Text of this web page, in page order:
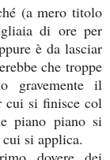
(a mero titolo
di ore per
è da lasciar
che troppe
gravemente il
cui si finisce col
piano piano si
si applica.